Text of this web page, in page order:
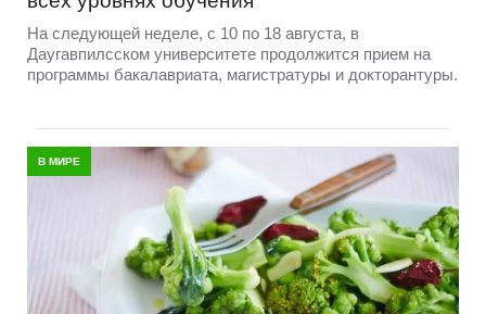
На следующей неделе, с 10 по 18 августа, в
Даугавпилсском университете продолжится прием на
программы бакалавриата, магистратуры и докторантуры.
В МИРЕ